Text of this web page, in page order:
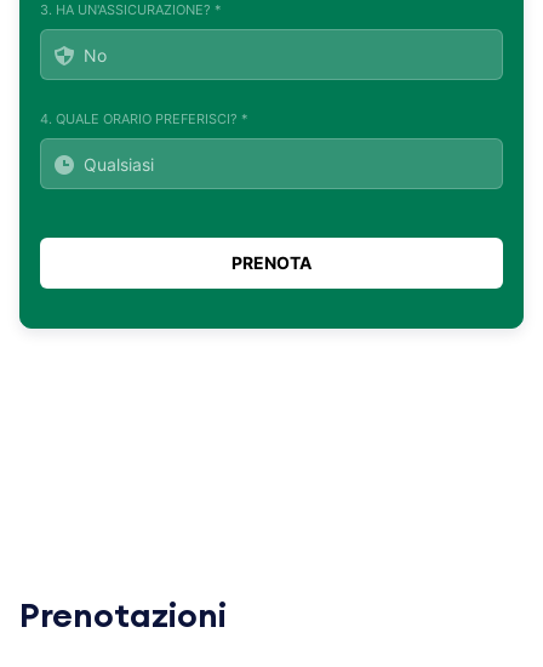
3. HA UN'ASSICURAZIONE? *
4. QUALE ORARIO PREFERISCI? *
Prenotazioni